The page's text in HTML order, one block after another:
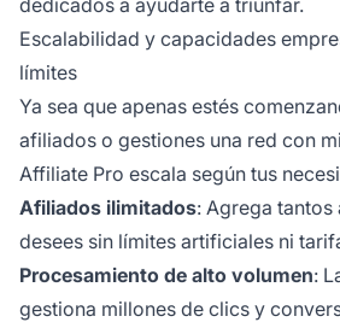
dedicados a ayudarte a triunfar.
Escalabilidad y capacidades
límites
Ya sea que apenas estés
afiliados o gestiones una red con
Affiliate Pro escala según tus
Afiliados ilimitados: Agrega
desees sin límites artificiales ni
Procesamiento de alto volumen:
gestiona millones de clics y